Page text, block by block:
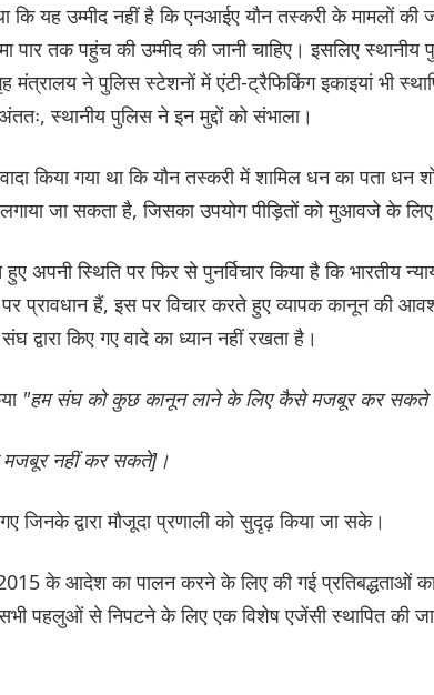
कि यह उम्मीद नहीं है कि एनआईए यौन तस्करी के मामलों की
पार तक पहुंच की उम्मीद की जानी चाहिए। इसलिए
मंत्रालय ने पुलिस स्टेशनों में एंटी-ट्रैफिकिंग इकाइयां भी
स्थानीय पुलिस ने इन मुद्दों को संभाला।
किया गया था कि यौन तस्करी में शामिल धन का पता धन
जा सकता है, जिसका उपयोग पीड़ितों को मुआवजे के लिए
अपनी स्थिति पर फिर से पुनर्विचार किया है कि भारतीय
पर प्रावधान हैं, इस पर विचार करते हुए व्यापक कानून की
द्वारा किए गए वादे का ध्यान नहीं रखता है।
"हम संघ को कुछ कानून लाने के लिए कैसे मजबूर कर सकते
नहीं कर सकते]।
जिनके द्वारा मौजूदा प्रणाली को सुदृढ़ किया जा सके।
के आदेश का पालन करने के लिए की गई प्रतिबद्धताओं का
पहलुओं से निपटने के लिए एक विशेष एजेंसी स्थापित की